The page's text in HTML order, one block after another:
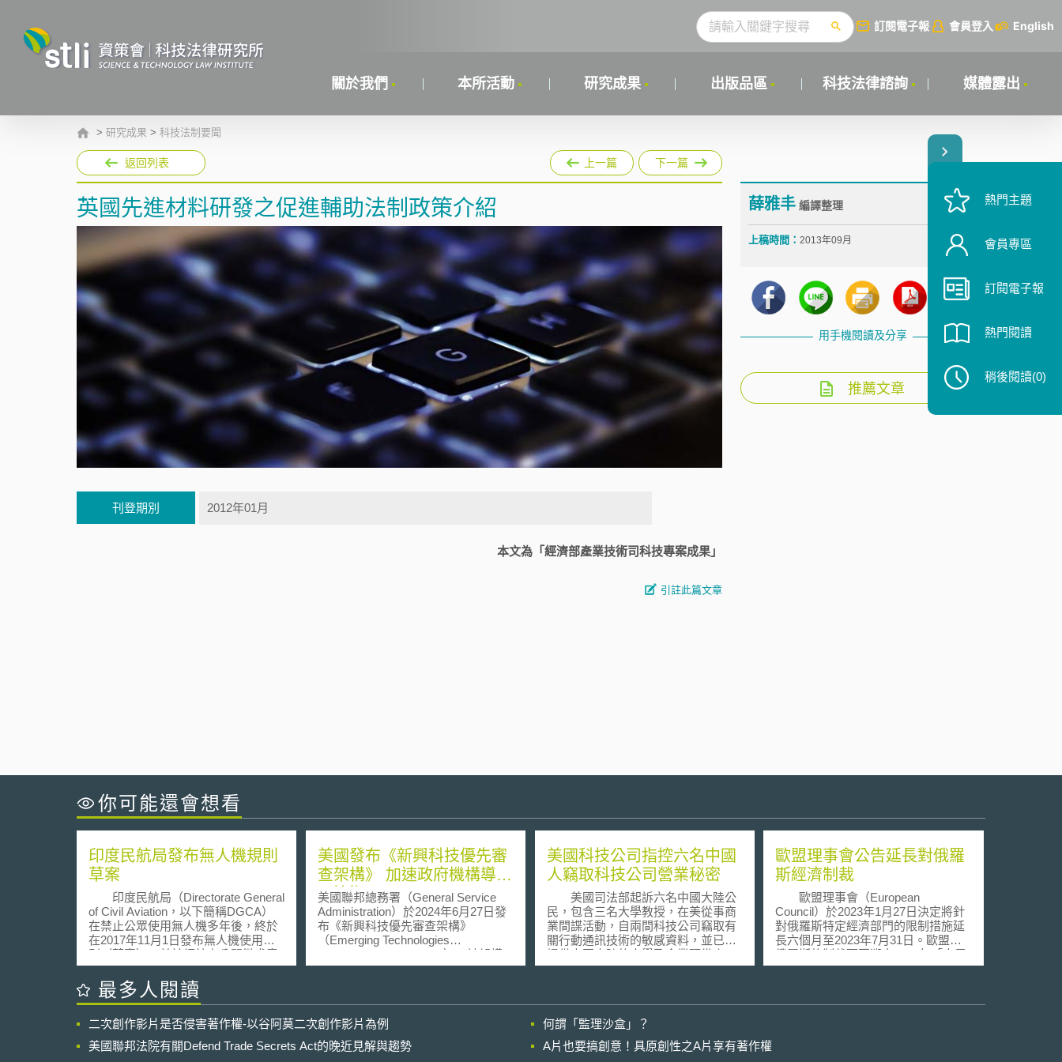
訂閱電子報 會員登入 English
關於我們 本所活動 研究成果 出版品區 科技法律諮詢 媒體露出
> 研究成果 > 科技法制要聞
返回列表 上一篇 下一篇
英國先進材料研發之促進輔助法制政策介紹
刊登期別 2012年01月
本文為「經濟部產業技術司科技專案成果」
引註此篇文章
薛雅丰編譯整理
上稿時間： 2013年09月
用手機閱讀及分享
推薦文章
你可能還會想看
印度民航局發布無人機規則
草案
印度民航局（Directorate General
of Civil Aviation，以下簡稱DGCA）
在禁止公眾使用無人機多年後，終於
在2017年11月1日發布無人機使用規
則（草案），並於網站上公開徵求意
見。民航局部長P Ashok Gajapathi
Raju表示，草案將於接下來的30日
內，與所有利益相關者進行交流，一
架。預計今年12月底前完成訂定無人
機使用管理規範，包含商業用途無人
機。 根據規則草案，無人機依照
美國發布《新興科技優先審
查架構》 加速政府機構導入
AI技術
美國聯邦總務署（General Service
Administration）於2024年6月27日發
布《新興科技優先審查架構》
（Emerging Technologies
Prioritization Framework），該架構
係為回應拜登總統針對AI安全所提出
Program，以下簡稱FedRAMP）底下
所設置之措施。 一般而言，雲端服務
供應商（cloud service providers）若
美國科技公司指控六名中國
人竊取科技公司營業秘密
美國司法部起訴六名中國大陸公
民，包含三名大學教授，在美從事商
業間諜活動，自兩間科技公司竊取有
關行動通訊技術的敏感資料，並已經
提供中國大陸的大學及企業預備產
製。如果罪名成立，最多可判刑15
訊，如平版、智慧型手機、GPS設備
等消費性產品及軍事、國防通訊技
術，其作用在於過濾無線訊號，改善
歐盟理事會公告延長對俄羅
斯經濟制裁
歐盟理事會（European
Council）於2023年1月27日決定將針
對俄羅斯特定經濟部門的限制措施延
長六個月至2023年7月31日。歐盟對
俄羅斯的制裁可回溯自2014年「克里
米亞危機」，俄羅斯破壞烏克蘭局勢
最多人閱讀
二次創作影片是否侵害著作權-以谷阿莫二次創作影片為例
何謂「監理沙盒」？
美國聯邦法院有關Defend Trade Secrets Act的晚近見解與趨勢
A片也要搞創意！具原創性之A片享有著作權
熱門主題
會員專區
訂閱電子報
熱門閱讀
稍後閱讀(0)